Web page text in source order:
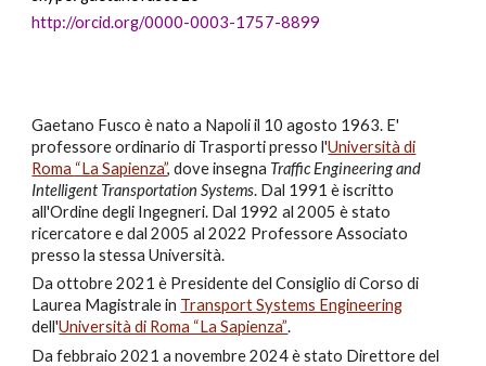
http://orcid.org/0000-0003-1757-8899
Gaetano Fusco è nato a Napoli il 10 agosto 1963. E'
professoreordinario di Trasporti presso l'Università di
Roma “La Sapienza”, dove insegna Traffic Engineering and
Intelligent Transportation Systems. Dal 1991 è iscritto
all'Ordine degli Ingegneri. Dal 1992 al 2005 è stato
ricercatore e dal 2005 al 2022 Professore Associato
presso la stessa Università.
Da ottobre 2021 è Presidente del Consiglio di Corso di
Laurea Magistrale in Transport Systems Engineering
dell'Università di Roma “La Sapienza”.
Da febbraio 2021 a novembre 2024 èstato Direttore del